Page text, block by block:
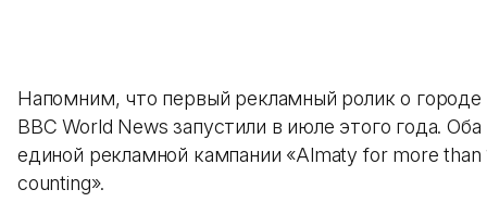
Напомним, что первый рекламный ролик о
BBC World News запустили в июле этого года. Оба
единой рекламной кампании «Almaty for more than
counting».